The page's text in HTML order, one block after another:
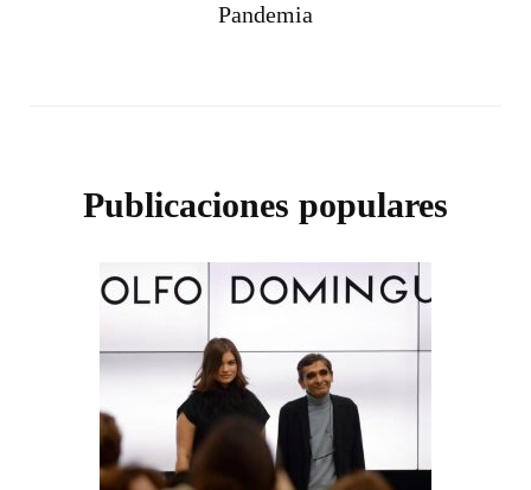
Pandemia
Publicaciones populares